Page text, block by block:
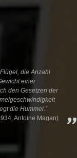
die Anzahl
einer
den Gesetzen der
die Hummel.”
Antoine Magan)